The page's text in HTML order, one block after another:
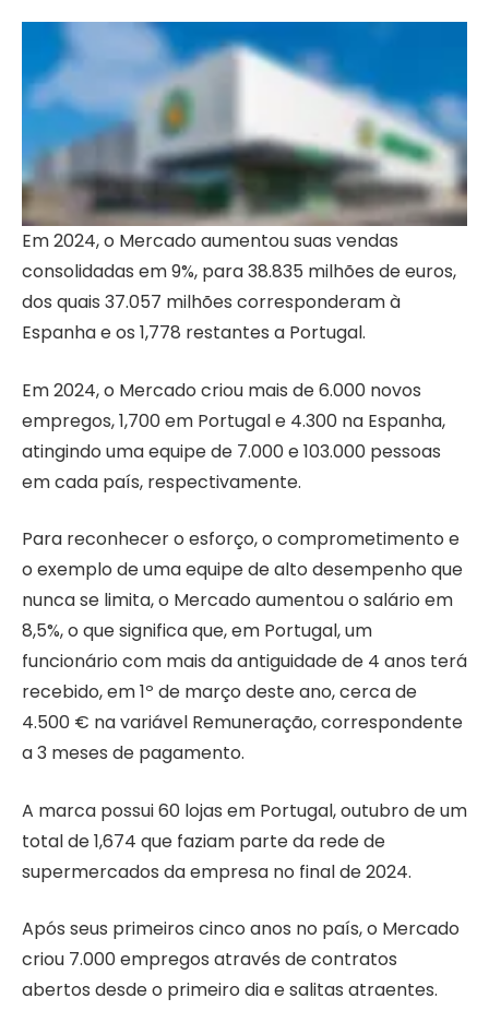
Em 2024, o Mercado aumentou suas vendas
consolidadas em 9%, para 38.835 milhões de euros,
dos quais 37.057 milhões corresponderam à
Espanha e os 1,778 restantes a Portugal.
Em 2024, o Mercado criou mais de 6.000 novos
empregos, 1,700 em Portugal e 4.300 na Espanha,
atingindo uma equipe de 7.000 e 103.000 pessoas
em cada país, respectivamente.
Para reconhecer o esforço, o comprometimento e
o exemplo de uma equipe de alto desempenho que
nunca se limita, o Mercado aumentou o salário em
8,5%, o que significa que, em Portugal, um
funcionário com mais da antiguidade de 4 anos terá
recebido, em 1º de março deste ano, cerca de
4.500 € na variável Remuneração, correspondente
a 3 meses de pagamento.
A marca possui 60 lojas em Portugal, outubro de um
total de 1,674 que faziam parte da rede de
supermercados da empresa no final de 2024.
Após seus primeiros cinco anos no país, o Mercado
criou 7.000 empregos através de contratos
abertos desde o primeiro dia e salitas atraentes.